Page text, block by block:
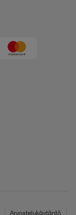
Arvostelukäytäntö